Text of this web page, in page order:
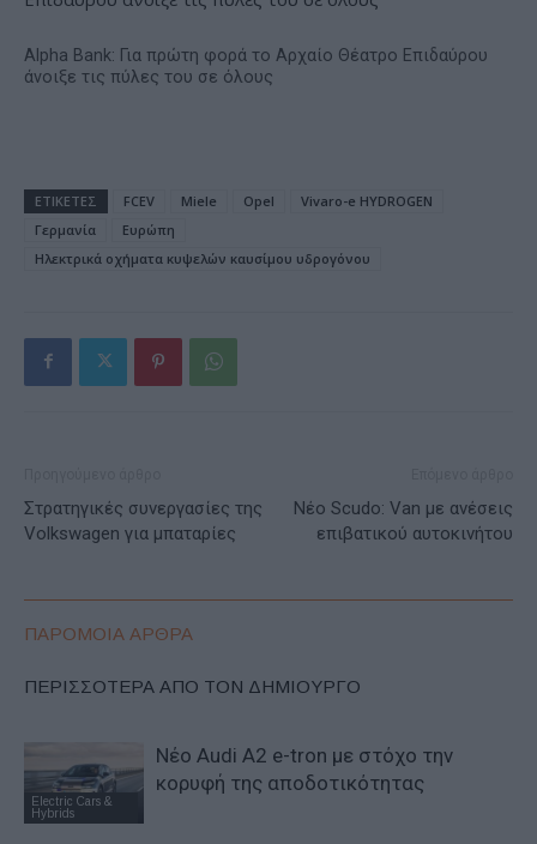
Alpha Bank: Για πρώτη φορά το Αρχαίο Θέατρο Επιδαύρου
άνοιξε τις πύλες του σε όλους
ΕΤΙΚΕΤΕΣ FCEV Miele Opel
Vivaro-e HYDROGEN
Γερμανία
Ευρώπη
Ηλεκτρικά οχήματα κυψελών καυσίμου υδρογόνου
Στρατηγικές συνεργασίες της
Volkswagen για μπαταρίες
Νέο Scudo: Van με ανέσεις
επιβατικού αυτοκινήτου
ΠΑΡΟΜΟΙΑ ΑΡΘΡΑ
ΠΕΡΙΣΣΟΤΕΡΑ ΑΠΟ ΤΟΝ ΔΗΜΙΟΥΡΓΟ
Electric Cars &
Hybrids
Νέο Audi A2 e-tron με στόχο την
κορυφή της αποδοτικότητας